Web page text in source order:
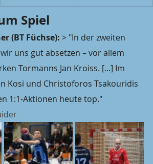
Spiel
(BT Füchse): > "In der zweiten
uns gut absetzen – vor allem
Tormanns Jan Kroiss. [...] Im
Kosi und Christoforos Tsakouridis
1:1-Aktionen heute top."